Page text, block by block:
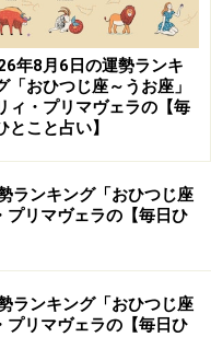
年8月6日の運勢ランキ
「おひつじ座～うお座」
ィ・プリマヴェラの【毎
とこと占い】
ランキング「おひつじ座
プリマヴェラの【毎日ひ
ランキング「おひつじ座
プリマヴェラの【毎日ひ